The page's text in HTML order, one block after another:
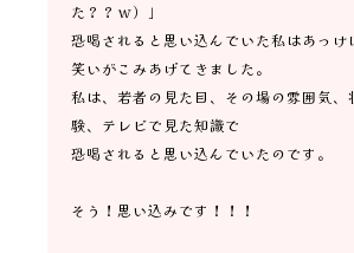
た？？ｗ）」
恐喝されると思い込んでいた私はあっけ
笑いがこみあげてきました。
私は、若者の見た目、その場の雰囲気、
験、テレビで見た知識で
恐喝されると思い込んでいたのです。
そう！思い込みです！！！